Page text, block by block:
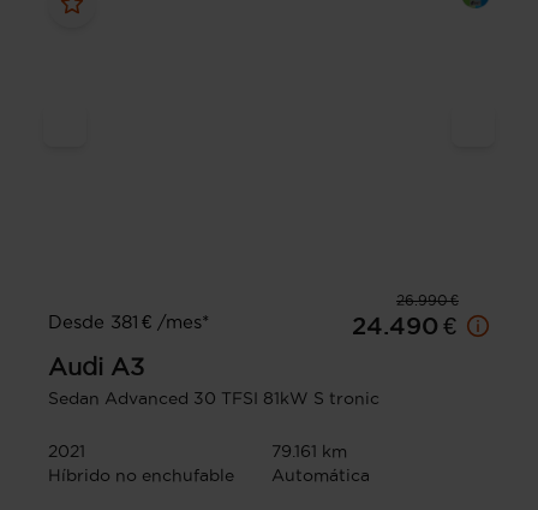
26.990 €
Desde 381 € /mes*
24.490 €
Audi A3
Sedan Advanced 30 TFSI 81kW S tronic
2021
79.161 km
Híbrido no enchufable
Automática